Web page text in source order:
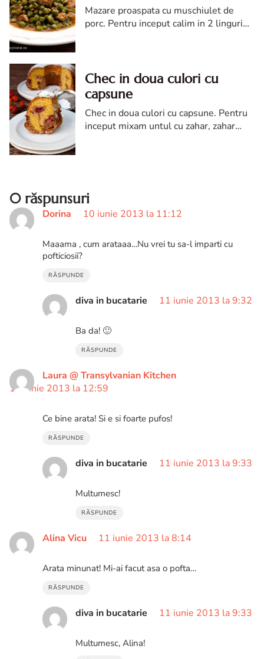
Mazare proaspata cu muschiulet de
porc. Pentru inceput calim in 2 linguri
Chec in doua culori cu
capsune
Chec in doua culori cu capsune. Pentru
inceput mixam untul cu zahar, zahar
0 răspunsuri
Dorina 10 iunie 2013 la 11:12
Maaama , cum arataaa…Nu vrei tu sa-l imparti cu
pofticiosii?
RĂSPUNDE
diva in bucatarie 11 iunie 2013 la 9:32
Ba da! 🙂
RĂSPUNDE
Laura @ Transylvanian Kitchen
10 iunie 2013 la 12:59
Ce bine arata! Si e si foarte pufos!
RĂSPUNDE
diva in bucatarie 11 iunie 2013 la 9:33
Multumesc!
RĂSPUNDE
Alina Vicu 11 iunie 2013 la 8:14
Arata minunat! Mi-ai facut asa o pofta…
RĂSPUNDE
diva in bucatarie 11 iunie 2013 la 9:33
Multumesc, Alina!